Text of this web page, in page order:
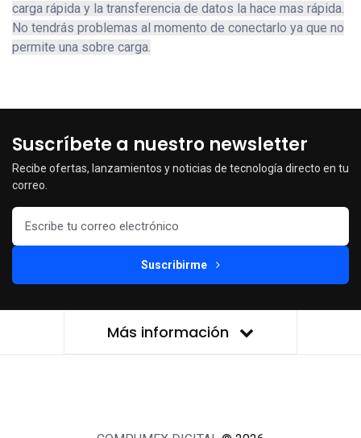
carga rápida y la transferencia de datos la hace mas rápida.
No tendrás problemas al momento de conectarlo ya que no
permite una sobre carga.
Suscríbete a nuestro newsletter
Recibe ofertas, lanzamientos y noticias de tecnología directo en tu
correo.
Suscribirme
Más información